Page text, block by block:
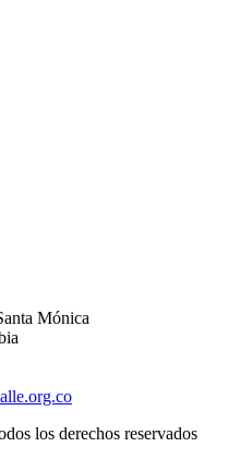
Mónica
los derechos reservados